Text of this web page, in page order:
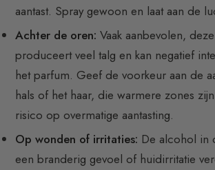
aantast. Spray gewoon en laat aan de
Achter de oren: Vaak aanbevolen,
produceert veel talg en kan negatief
het parfum. Geef de voorkeur aan de
hals of het haar, die warmere zones
risico op overmatige aantasting.
Op wonden of irritaties: De alcohol in
een branderig gevoel of huidirritatie